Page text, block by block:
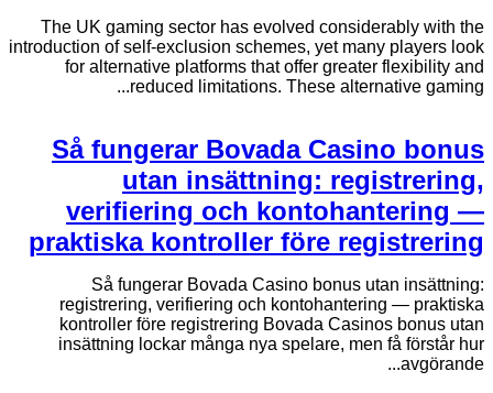
The UK gaming sector has evolved considerably with the
introduction of self-exclusion schemes, yet many players look
for alternative platforms that offer greater flexibility and
reduced limitations. These alternative gaming...
Så fungerar Bovada Casino bonus
utan insättning: registrering,
verifiering och kontohantering —
praktiska kontroller före registrering
Så fungerar Bovada Casino bonus utan insättning:
registrering, verifiering och kontohantering — praktiska
kontroller före registrering Bovada Casinos bonus utan
insättning lockar många nya spelare, men få förstår hur
avgörande...